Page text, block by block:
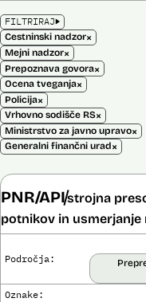
FILTRIRAJ
Cestninski nadzor×
Mejni nadzor×
Prepoznava govora×
Ocena tveganja×
Policija×
Vrhovno sodišče RS×
Ministrstvo za javno upravo×
Generalni finančni urad×
PNR/APIstrojna
potnikov in usmerjanje
Področja:
Oznake: